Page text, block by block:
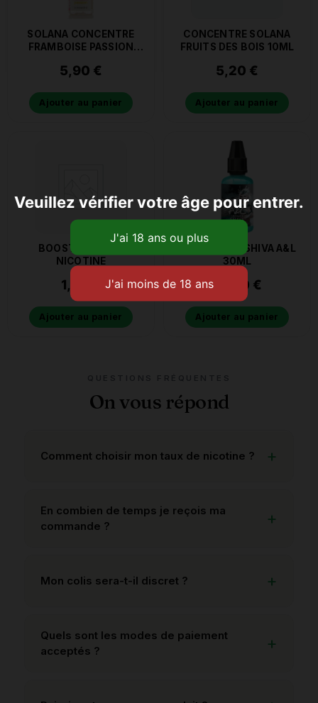
SOLANA CONCENTRE
FRAMBOISE PASSION
5,90 €
Ajouter au panier
CONCENTRE SOLANA
FRUITS DES BOIS 10ML
5,20 €
Ajouter au panier
BOOSTER SEL DE
NICOTINE
1,50
Ajouter au panier
CONCENTRE SHIVA A&L
30ML
13,90 €
Ajouter au panier
On vous répond
Comment choisir mon taux de nicotine ?
En combien de temps je reçois ma
commande ?
Mon colis sera-t-il discret ?
Quels sont les modes de paiement
acceptés ?
Veuillez vérifier votre âge pour entrer.